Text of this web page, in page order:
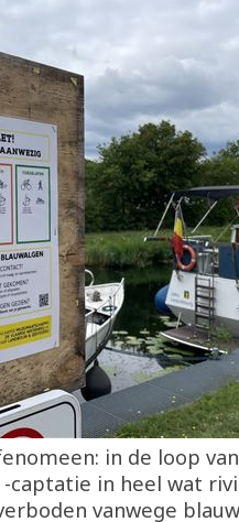
in de loop
in heel wat
vanwege